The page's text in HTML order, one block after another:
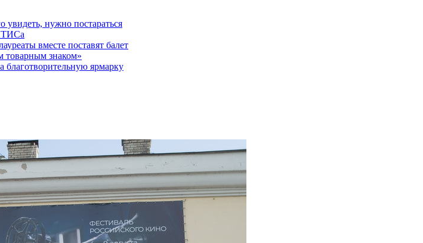
увидеть, нужно постараться
вместе поставят балет
товарным знаком»
ярмарку